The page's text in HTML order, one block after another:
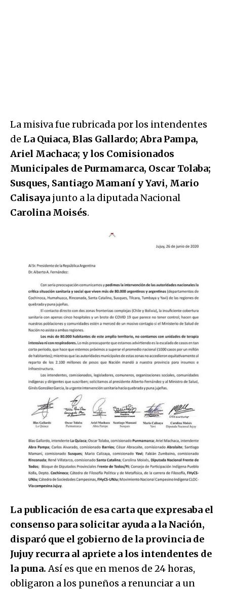
La misiva fue rubricada por los intendentes
de La Quiaca, Blas Gallardo; Abra Pampa,
Ariel Machaca; y los Comisionados
Municipales de Purmamarca, Oscar Tolaba;
Susques, Santiago Mamaní y Yavi, Mario
Calisaya junto a la diputada Nacional
Carolina Moisés.
La publicación de esa carta que expresaba el
consenso para solicitar ayuda a la Nación,
disparó que el gobierno de la provincia de
Jujuy recurra al apriete a los intendentes de
la puna.Así es que en menos de 24 horas,
obligaron a los puneños a renunciar a un